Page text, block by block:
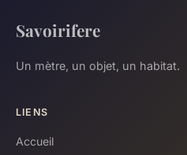
Savoirifere
Un mètre, un objet, un habitat.
LIENS
Accueil